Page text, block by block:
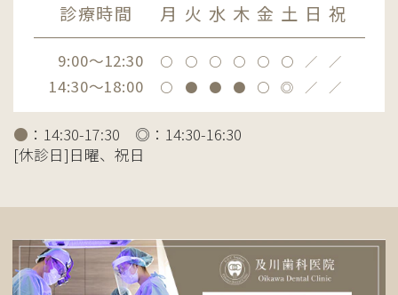
診療時間 月 火 水 木 金 土 日 祝
9:00～12:30 〇 〇 〇 〇 〇 〇 ／ ／
14:30～18:00 〇 ● ● ● 〇 ◎ ／ ／
● ：14:30-17:30 ◎：14:30-16:30
[休診日]日曜、祝日